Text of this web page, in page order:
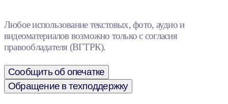
Любое использование текстовых, фото, аудио и
видеоматериалов возможно только с согласия
правообладателя (ВГТРК).
Сообщить об опечатке
Обращение в техподдержку